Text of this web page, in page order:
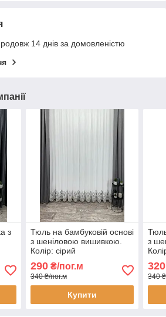
14 днів за домовленістю
з
Тюль на бамбуковій основі
з шеніловою вишивкою.
Колір: сірий
290₴/пог.м
340 ₴/пог.м
Купити
з
320
340